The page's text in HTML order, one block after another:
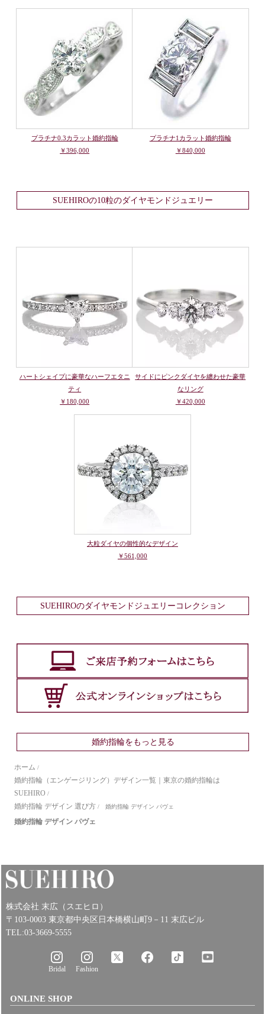
プラチナ0.3カラット婚約指輪
￥396,000
プラチナ1カラット婚約指輪
￥840,000
SUEHIROの10粒のダイヤモンドジュエリー
ハートシェイプに豪華なハーフエタニ
ティ
￥180,000
サイドにピンクダイヤを纏わせた豪華
なリング
￥420,000
大粒ダイヤの個性的なデザイン
￥561,000
SUEHIROのダイヤモンドジュエリーコレクション
婚約指輪をもっと見る
ホーム /
婚約指輪（エンゲージリング）デザイン一覧｜東京の婚約指輪は
SUEHIRO /
婚約指輪 デザイン 選び方 / 婚約指輪 デザイン パヴェ
婚約指輪 デザイン パヴェ
株式会社 末広（スエヒロ）
〒103-0003 東京都中央区日本橋横山町9－11 末広ビル
TEL:03-3669-5555
Bridal Fashion
ONLINE SHOP